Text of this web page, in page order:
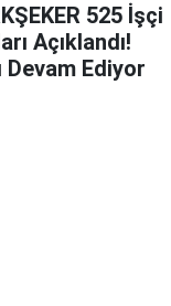
525 İşçi
Açıklandı!
Devam Ediyor